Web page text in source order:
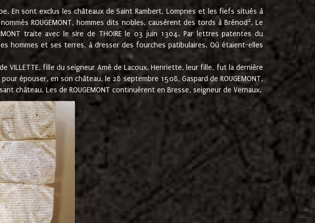
En sont exclus les châteaux de Saint Rambert, Lompnes et les fiefs situés à
ROUGEMONT, hommes dits nobles, causèrent des tords à Brénod 2. Le
traite avec le sire de THOIRE le 03 juin 1304. Par lettres patentes du
hommes et ses terres, à dresser des fourches patibulaires. Où étaient-elles
VILLETTE, fille du seigneur Amé de Lacoux. Henriette, leur fille, fut la dernière
épouser, en son château, le 28 septembre 1508, Gaspard de ROUGEMONT,
château. Les de ROUGEMONT continuèrent en Bresse, seigneur de Vernaux.